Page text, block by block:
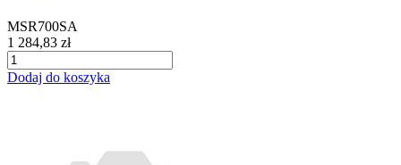
MSR700SA
1 284,83 zł
Dodaj do koszyka